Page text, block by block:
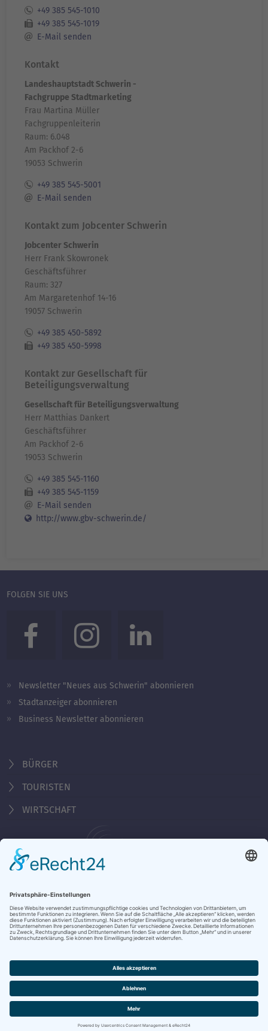
+49 385 545-1010
+49 385 545-1019
E-Mail senden
Kontakt
Landeshauptstadt Schwerin -
Fachgruppe Stadtmarketing
Frau Martina Müller
Fachgruppenleiterin
Raum: 6.048
Am Packhof 2-6
19053 Schwerin
+49 385 545-5001
E-Mail senden
Kontakt zum Jobcenter Schwerin
Jobcenter Schwerin
Herr Frank Skowronek
Geschäftsführer
Raum: 327
Am Margaretenhof 14-16
19057 Schwerin
+49 385 450-5892
+49 385 450-5998
Kontakt zur Gesellschaft für
Beteiligungsverwaltung
Gesellschaft für Beteiligungsverwaltung
Herr Matthias Dankert
Geschäftsführer
Am Packhof 2-6
19053 Schwerin
+49 385 545-1160
+49 385 545-1159
E-Mail senden
http://www.gbv-schwerin.de/
FOLGEN SIE UNS
Newsletter "Neues aus Schwerin" abonnieren
Stadtanzeiger abonnieren
Business Newsletter abonnieren
BÜRGER
TOURISTEN
WIRTSCHAFT
Behördennummer 115
KONTAKT
NOTRUFE & HOTLINES
JOBS
STADTANZEIGER
BROSCHÜREN
PRESSE
DATENSCHUTZ